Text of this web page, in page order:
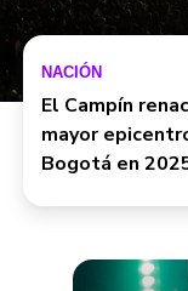
NACIÓN
El Campín
mayor
Bogotá en